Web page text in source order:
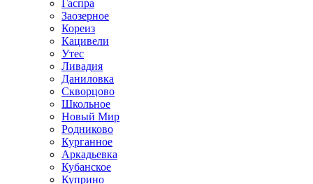
Гаспра
Заозерное
Кореиз
Кацивели
Утес
Ливадия
Даниловка
Скворцово
Школьное
Новый Мир
Родниково
Курганное
Аркадьевка
Кубанское
Куприно